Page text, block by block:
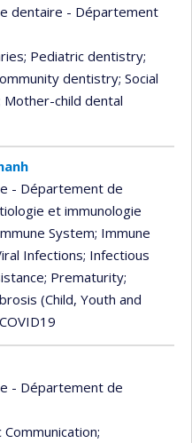
dentaire - Département
; Pediatric dentistry;
dentistry; Social
Mother-child dental
- Département de
et immunologie
System; Immune
Infections; Infectious
; Prematurity;
(Child, Youth and
- Département de
Communication;